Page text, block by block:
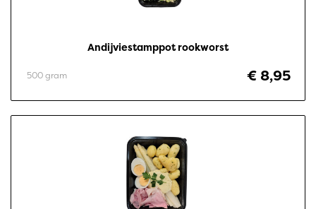
Andijviestamppot rookworst
€ 8,95
500 gram